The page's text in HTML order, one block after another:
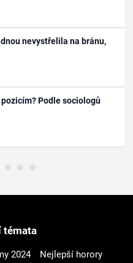
nevystřelila na bránu,
Podle sociologů
témata
2024
Nejlepší horory